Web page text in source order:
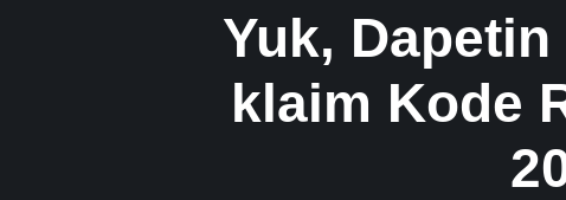
Yuk,
klaim Kode